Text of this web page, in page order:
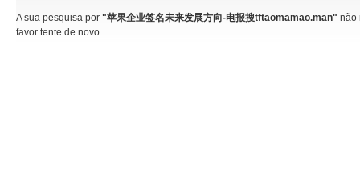
A sua pesquisa por "苹果企业签名未来发展方向-电报搜tftaomamao.man" não
favor tente de novo.